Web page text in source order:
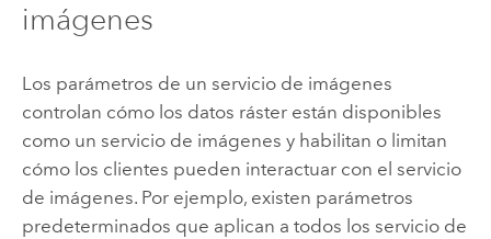
imágenes
Los parámetros de un servicio de imágenes
controlan cómo los datos ráster están disponibles
como un servicio de imágenes y habilitan o limitan
cómo los clientes pueden interactuar con el servicio
de imágenes. Por ejemplo, existen parámetros
predeterminados que aplican a todos los servicio de